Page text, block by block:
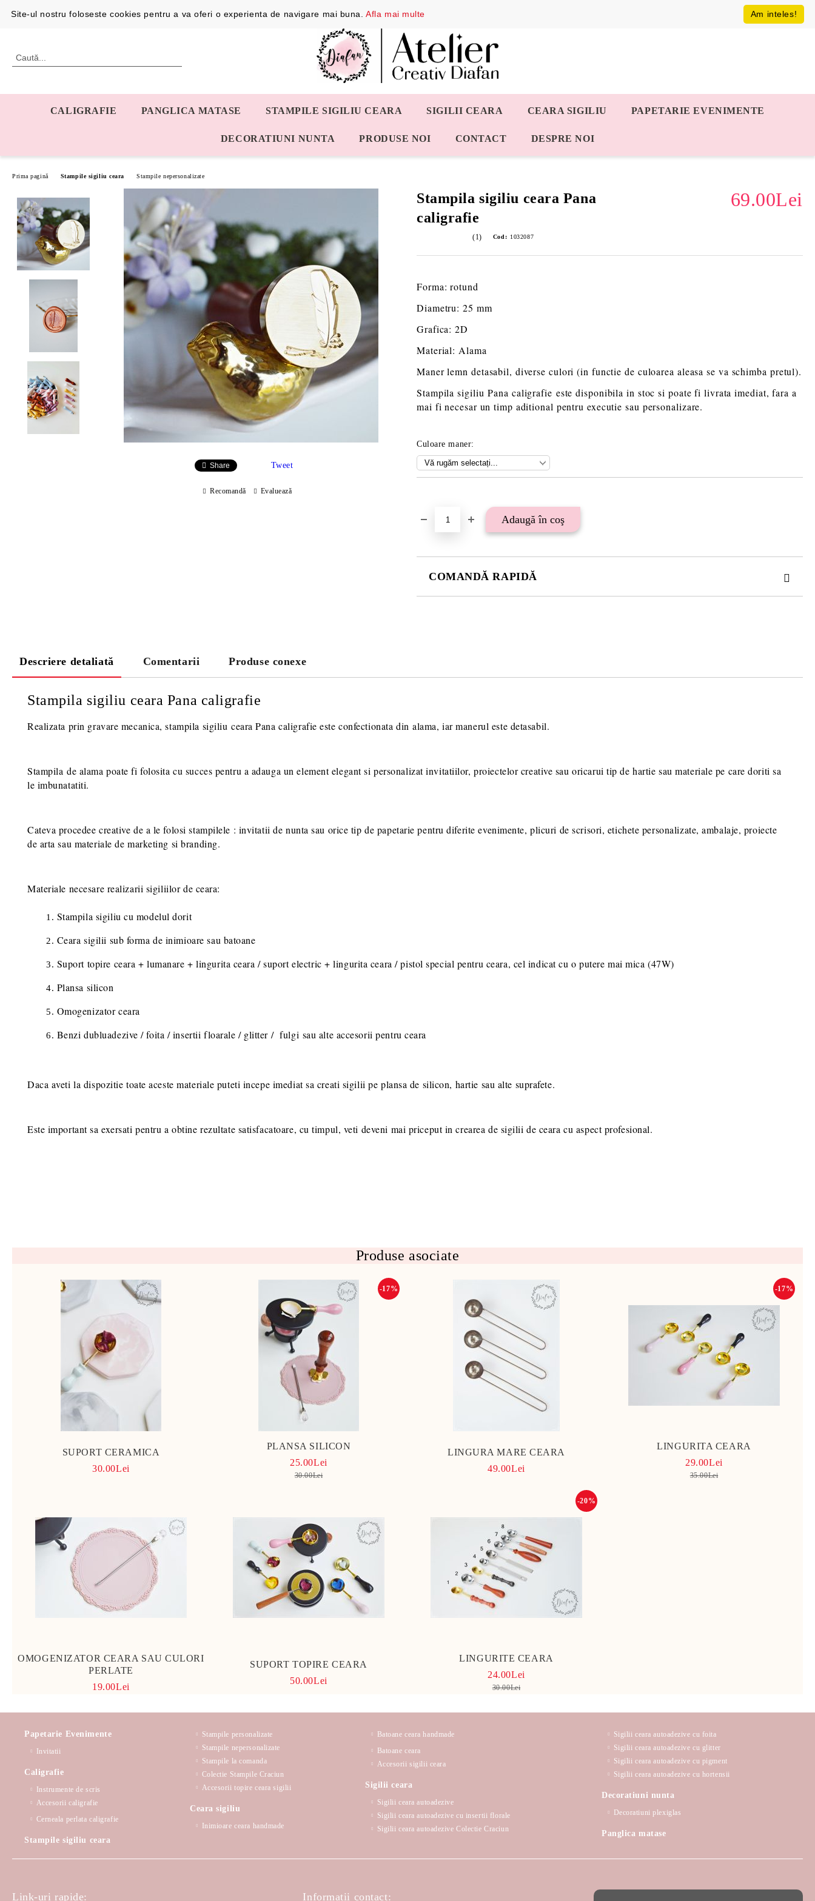
Profil 0726192387
CALIGRAFIE PANGLICA MATASE STAMPILE SIGILIU CEARA SIGILII CEARA CEARA SIGILIU PAPETARIE EVENIMENTE
DECORATIUNI NUNTA PRODUSE NOI CONTACT DESPRE NOI
Prima pagină Stampile sigiliu ceara Stampile nepersonalizate
Stampila sigiliu ceara Pana
caligrafie
69.00Lei
(1) Cod: 1032087
Forma: rotund
Diametru: 25 mm
Grafica: 2D
Material: Alama
Maner lemn detasabil, diverse culori (in functie de culoarea aleasa se va schimba pretul).
Stampila sigiliuPana caligrafie este disponibila in stoc si poate fi livrata imediat, fara a
mai fi necesar un timp aditional pentru executie sau personalizare.
Culoare maner:
COMANDĂ RAPIDĂ
Va multumim! Veti fi contactat pentru stabilirea eventualelor detalii
Share Tweet
Recomandă Evaluează
Descriere detaliată Comentarii Produse conexe
Stampila sigiliu ceara Pana caligrafie
Realizata prin gravare mecanica, stampila sigiliu ceara Pana caligrafie este confectionata din alama, iar manerul este detasabil.
Stampila de alama poate fi folosita cu succes pentru a adauga un element elegant si personalizat invitatiilor, proiectelor creative sau oricarui tip de hartie sau materiale pe care doriti sa
le imbunatatiti.
Cateva procedee creative de a le folosi stampilele : invitatii de nunta sau orice tip de papetarie pentru diferite evenimente, plicuri de scrisori, etichete personalizate, ambalaje, proiecte
de arta sau materiale de marketing si branding.
Materiale necesare realizarii sigiliilor de ceara:
Stampila sigiliu cu modelul dorit
Ceara sigilii sub forma de inimioare sau batoane
Suport topire ceara + lumanare + lingurita ceara / suport electric + lingurita ceara / pistol special pentru ceara, cel indicat cu o putere mai mica (47W)
Plansa silicon
Omogenizator ceara
Benzi dubluadezive / foita / insertii floarale / glitter / fulgi sau alte accesorii pentru ceara
Daca aveti la dispozitie toate aceste materiale puteti incepe imediat sa creati sigilii pe plansa de silicon, hartie sau alte suprafete.
Este important sa exersati pentru a obtine rezultate satisfacatoare, cu timpul, veti deveni mai priceput in crearea de sigilii de ceara cu aspect profesional.
Produse asociate
SUPORT CERAMICA
30.00Lei
PLANSA SILICON
-17%
25.00Lei
30.00Lei
LINGURA MARE CEARA
49.00Lei
LINGURITA CEARA
-17%
29.00Lei
35.00Lei
OMOGENIZATOR CEARA SAU CULORI
PERLATE
19.00Lei
SUPORT TOPIRE CEARA
50.00Lei
LINGURITE CEARA
-20%
24.00Lei
30.00Lei
Papetarie Evenimente
Invitatii
Caligrafie
Instrumente de scris
Accesorii caligrafie
Cerneala perlata caligrafie
Stampile sigiliu ceara
Stampile personalizate
Stampile nepersonalizate
Stampile la comanda
Colectie Stampile Craciun
Accesorii topire ceara sigilii
Ceara sigiliu
Inimioare ceara handmade
Batoane ceara handmade
Batoane ceara
Accesorii sigilii ceara
Sigilii ceara
Sigilii ceara autoadezive
Sigilii ceara autoadezive cu insertii florale
Sigilii ceara autoadezive Colectie Craciun
Sigilii ceara autoadezive cu foita
Sigilii ceara autoadezive cu glitter
Sigilii ceara autoadezive cu pigment
Sigilii ceara autoadezive cu hortensii
Decoratiuni nunta
Decoratiuni plexiglas
Panglica matase
Link-uri rapide: Informatii contact:
Am inteles!
Site-ul nostru foloseste cookies pentru a va oferi o experienta de navigare mai buna.Afla mai multe